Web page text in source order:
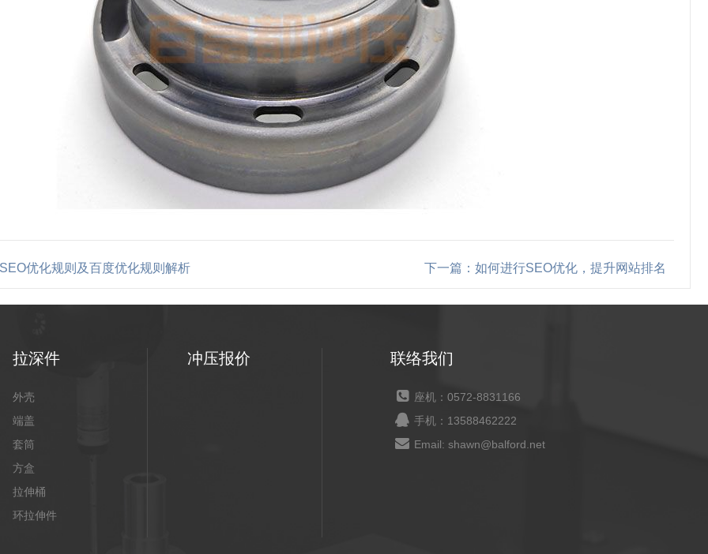
优化规则及百度优化规则解析 下一篇：如何进行SEO优化，提升网站排名
拉深件
外壳
端盖
套筒
方盒
拉伸桶
环拉伸件
冲压报价 联络我们
座机：0572-8831166
手机：13588462222
Email: shawn@balford.net